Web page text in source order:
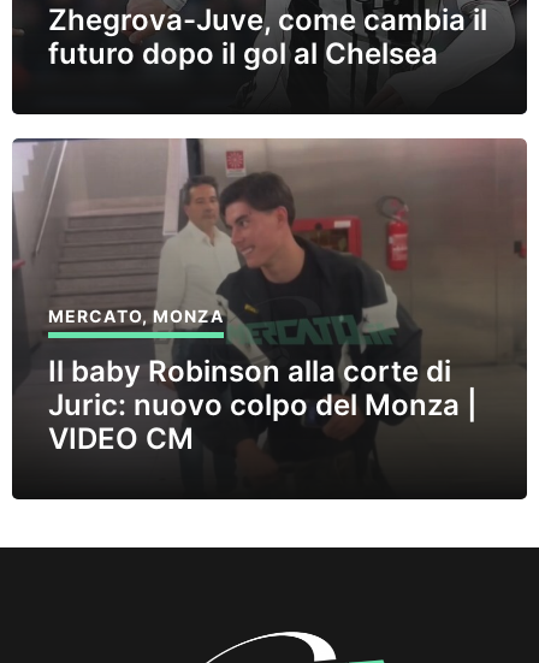
Zhegrova-Juve, come cambia il
futuro dopo il gol al Chelsea
MERCATO,MONZA
Il baby Robinson alla corte di
Juric: nuovo colpo del Monza |
VIDEO CM